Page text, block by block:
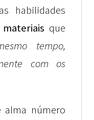
habilidades
que
tempo,
com os
número